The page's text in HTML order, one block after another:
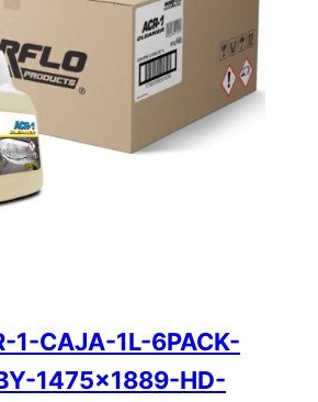
1-CAJA-1L-6PACK-
1475×1889-HD-